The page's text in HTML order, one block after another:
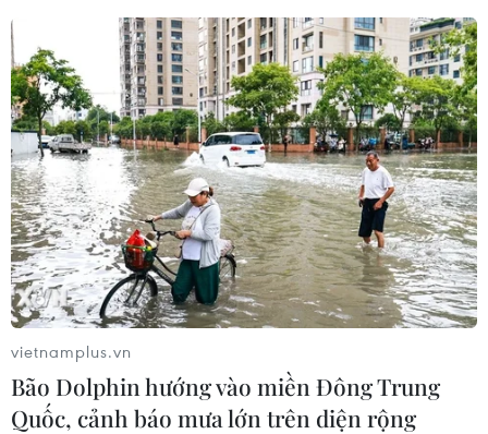
vietnamplus.vn
Bão Dolphin hướng vào miền Đông Trung
Quốc, cảnh báo mưa lớn trên diện rộng